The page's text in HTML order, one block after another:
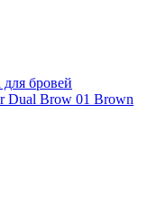
бровей
Dual Brow 01 Brown